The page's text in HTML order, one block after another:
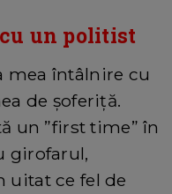
un politist
mea întâlnire cu
de șoferiță.
un ”first time” în
girofarul,
uitat ce fel de